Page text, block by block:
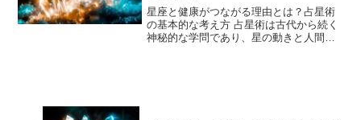
星座と健康がつながる理由とは？占星術
の基本的な考え方 占星術は古代から続く
神秘的な学問であり、星の動きと人間の